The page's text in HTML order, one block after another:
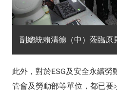
副總統賴清德（中）蒞臨原
此外，對於ESG及安全永續
管會及勞動部等單位，都已要